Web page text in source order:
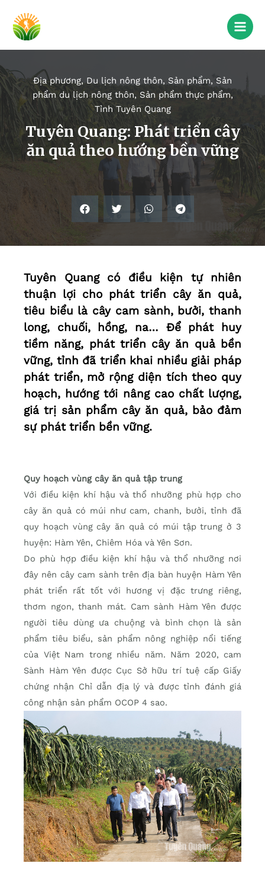
Địa phương, Du lịch nông thôn, Sản phẩm, Sản
phẩm du lịch nông thôn, Sản phẩm thực phẩm,
Tỉnh Tuyên Quang
Tuyên Quang: Phát triển cây
ăn quả theo hướng bền vững
Tuyên Quang có điều kiện tự nhiên
thuận lợi cho phát triển cây ăn quả,
tiêu biểu là cây cam sành, bưởi, thanh
long, chuối, hồng, na… Để phát huy
tiềm năng, phát triển cây ăn quả bền
vững, tỉnh đã triển khai nhiều giải pháp
phát triển, mở rộng diện tích theo quy
hoạch, hướng tới nâng cao chất lượng,
giá trị sản phẩm cây ăn quả, bảo đảm
sự phát triển bền vững.
Quy hoạch vùng cây ăn quả tập trung
Với điều kiện khí hậu và thổ nhưỡng phù hợp cho
cây ăn quả có múi như cam, chanh, bưởi, tỉnh đã
quy hoạch vùng cây ăn quả có múi tập trung ở 3
huyện: Hàm Yên, Chiêm Hóa và Yên Sơn.
Do phù hợp điều kiện khí hậu và thổ nhưỡng nơi
đây nên cây cam sành trên địa bàn huyện Hàm Yên
phát triển rất tốt với hương vị đặc trưng riêng,
thơm ngon, thanh mát. Cam sành Hàm Yên được
người tiêu dùng ưa chuộng và bình chọn là sản
phẩm tiêu biểu, sản phẩm nông nghiệp nổi tiếng
của Việt Nam trong nhiều năm. Năm 2020, cam
Sành Hàm Yên được Cục Sở hữu trí tuệ cấp Giấy
chứng nhận Chỉ dẫn địa lý và được tỉnh đánh giá
công nhận sản phẩm OCOP 4 sao.